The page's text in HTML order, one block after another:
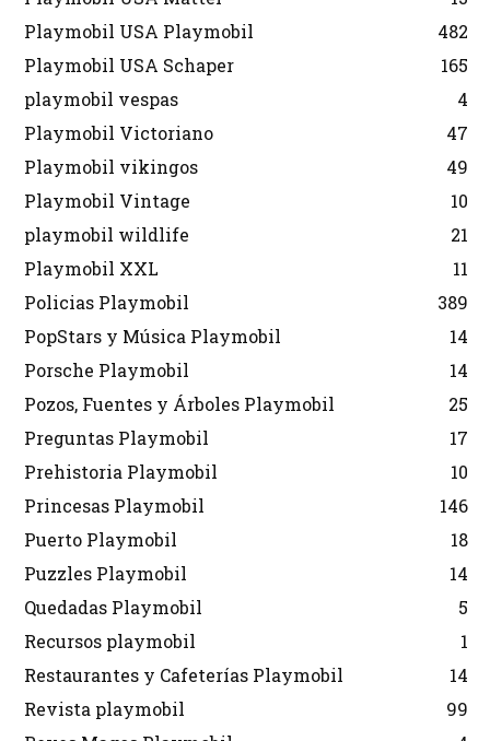
Playmobil USA Playmobil
482
Playmobil USA Schaper
165
playmobil vespas
4
Playmobil Victoriano
47
Playmobil vikingos
49
Playmobil Vintage
10
playmobil wildlife
21
Playmobil XXL
11
Policias Playmobil
389
PopStars y Música Playmobil
14
Porsche Playmobil
14
Pozos, Fuentes y Árboles Playmobil
25
Preguntas Playmobil
17
Prehistoria Playmobil
10
Princesas Playmobil
146
Puerto Playmobil
18
Puzzles Playmobil
14
Quedadas Playmobil
5
Recursos playmobil
1
Restaurantes y Cafeterías Playmobil
14
Revista playmobil
99